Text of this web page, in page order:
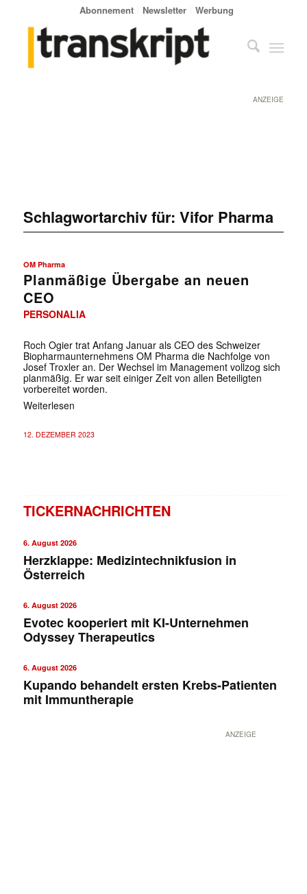
Abonnement Newsletter Werbung
ANZEIGE
Schlagwortarchiv für: Vifor Pharma
OM Pharma
Planmäßige Übergabe an neuen
CEO
PERSONALIA
Roch Ogier trat Anfang Januar als CEO des Schweizer
Biopharmaunternehmens OM Pharma die Nachfolge von
Josef Troxler an. Der Wechsel im Management vollzog sich
planmäßig. Er war seit einiger Zeit von allen Beteiligten
vorbereitet worden.
Weiterlesen
12. DEZEMBER 2023
TICKERNACHRICHTEN
6. August 2026
Herzklappe: Medizintechnikfusion in
Österreich
6. August 2026
Evotec kooperiert mit KI-Unternehmen
Odyssey Therapeutics
6. August 2026
Kupando behandelt ersten Krebs-Patienten
mit Immuntherapie
ANZEIGE